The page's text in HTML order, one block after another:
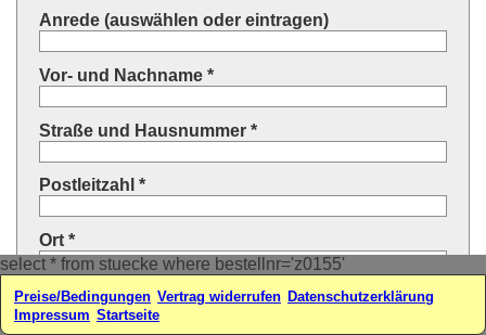
select * from stuecke where bestellnr='z0155'
Anrede (auswählen oder eintragen)
Vor- und Nachname *
Straße und Hausnummer *
Postleitzahl *
Ort *
Land * (auswählen oder eintragen)
Preise/Bedingungen Vertrag widerrufen Datenschutzerklärung
Impressum Startseite